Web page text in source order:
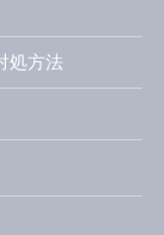
処方法